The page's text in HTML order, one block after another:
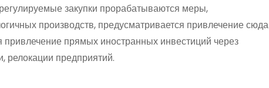
закупки прорабатываются меры,
производств, предусматривается привлечение сюда
прямых иностранных инвестиций через
релокации предприятий.